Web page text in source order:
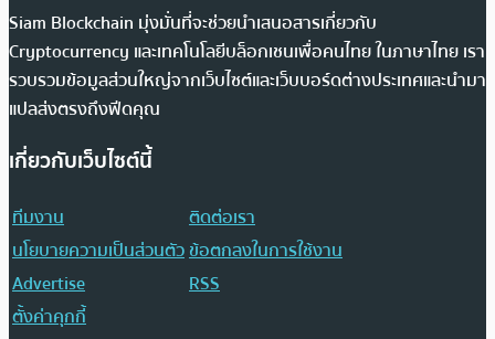
Siam Blockchain มุ่งมั่นที่จะช่วยนำเสนอสารเกี่ยวกับ
Cryptocurrency และเทคโนโลยีบล็อกเชนเพื่อคนไทย ในภาษาไทย เรา
รวบรวมข้อมูลส่วนใหญ่จากเว็บไซต์และเว็บบอร์ดต่างประเทศและนำมา
แปลส่งตรงถึงฟีดคุณ
เกี่ยวกับเว็บไซต์นี้
ทีมงาน
ติดต่อเรา
นโยบายความเป็นส่วนตัวข้อตกลงในการใช้งาน
Advertise
RSS
ตั้งค่าคุกกี้